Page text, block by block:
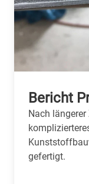
Bericht
Nach
gefertigt.